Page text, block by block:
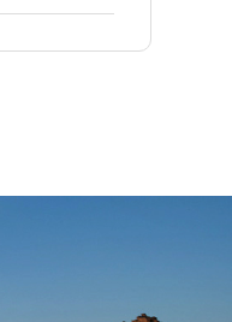
90%以
益生产项